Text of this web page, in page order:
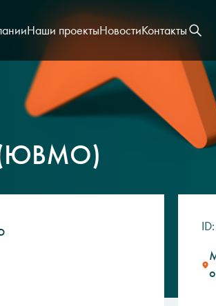
Наши проектыНовостиКонтакты
(ЮВМО)